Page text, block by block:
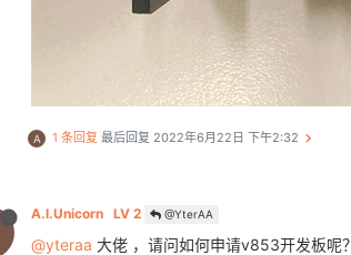
A 1 条回复 最后回复 2022年6月22日 下午2:32
A.I.Unicorn LV 2 @YterAA
@yteraa 大佬 ，请问如何申请v853开发板呢？